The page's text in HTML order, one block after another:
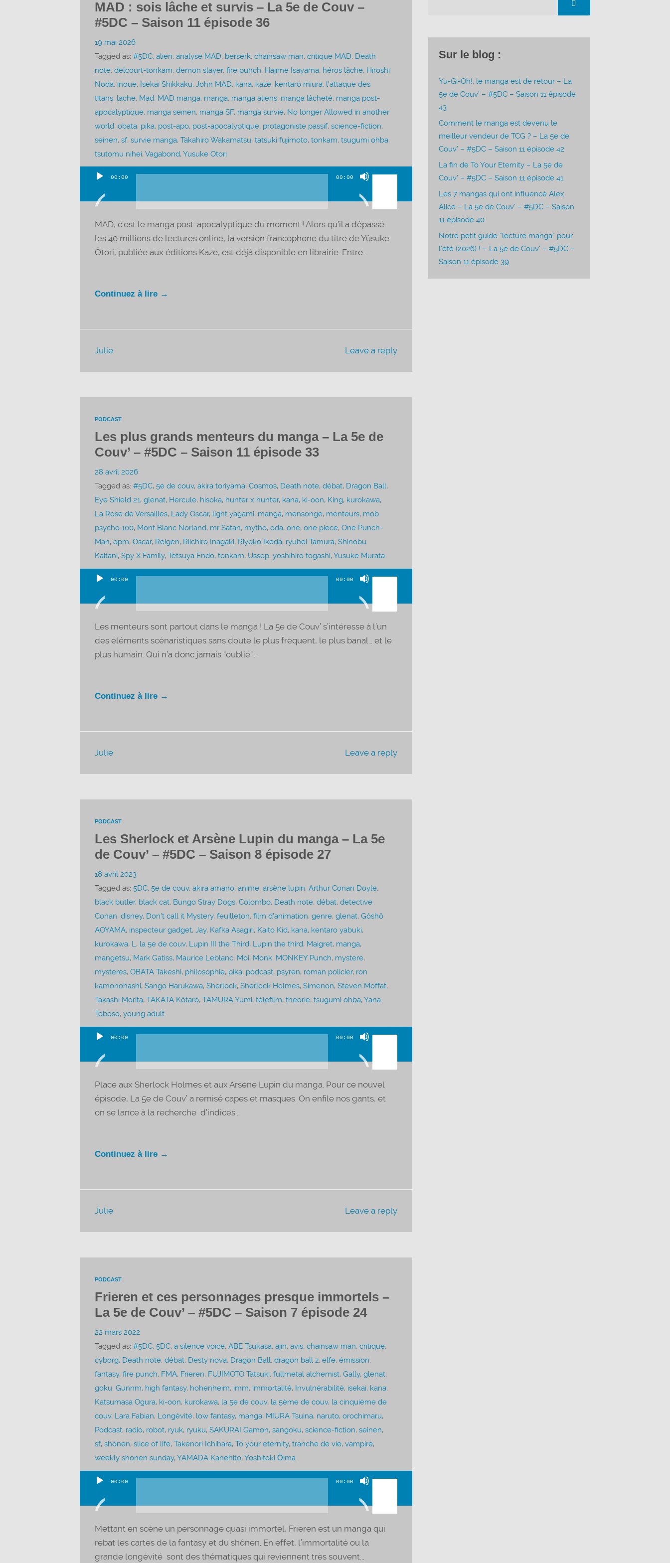
MAD : sois lâche et survis – La 5e de Couv –
#5DC – Saison 11 épisode 36
19 mai 2026
Tagged as: #5DC, alien, analyse MAD, berserk, chainsaw man, critique MAD, Death
note, delcourt-tonkam, demon slayer, fire punch, Hajime Isayama, héros lâche, Hiroshi
Noda, inoue, Isekai Shikkaku, John MAD, kana, kaze, kentaro miura, l'attaque des
titans, lache, Mad, MAD manga, manga, manga aliens, manga lâcheté, manga post-
apocalyptique, manga seinen, manga SF, manga survie, No longer Allowed in another
world, obata, pika, post-apo, post-apocalyptique, protagoniste passif, science-fiction,
seinen, sf, survie manga, Takahiro Wakamatsu, tatsuki fujimoto, tonkam, tsugumi ohba,
tsutomu nihei, Vagabond, Yusuke Otori
Lecteur
audio
00:00 00:00
Utilisez
flèches
pour
augmenter
MAD, c’est le manga post-apocalyptique du moment ! Alors qu’il a dépassé
les 40 millions de lectures online, la version francophone du titre de Yûsuke
Ôtori, publiée aux éditions Kaze, est déjà disponible en librairie. Entre...
Continuez à lire →
Leave a reply
Julie
PODCAST
Les plus grands menteurs du manga – La 5e de
Couv’ – #5DC – Saison 11 épisode 33
28 avril 2026
Tagged as: #5DC, 5e de couv, akira toriyama, Cosmos, Death note, débat, Dragon Ball,
Eye Shield 21, glenat, Hercule, hisoka, hunter x hunter, kana, ki-oon, King, kurokawa,
La Rose de Versailles, Lady Oscar, light yagami, manga, mensonge, menteurs, mob
psycho 100, Mont Blanc Norland, mr Satan, mytho, oda, one, one piece, One Punch-
Man, opm, Oscar, Reigen, Riichiro Inagaki, Riyoko Ikeda, ryuhei Tamura, Shinobu
Kaitani, Spy X Family, Tetsuya Endo, tonkam, Ussop, yoshihiro togashi, Yusuke Murata
Lecteur
audio
00:00 00:00
Utilisez
flèches
pour
augmenter
Les menteurs sont partout dans le manga ! La 5e de Couv’ s’intéresse à l’un
des éléments scénaristiques sans doute le plus fréquent, le plus banal… et le
plus humain. Qui n’a donc jamais “oublié”...
Continuez à lire →
Leave a reply
Julie
PODCAST
Les Sherlock et Arsène Lupin du manga – La 5e
de Couv’ – #5DC – Saison 8 épisode 27
18 avril 2023
Tagged as: 5DC, 5e de couv, akira amano, anime, arsène lupin, Arthur Conan Doyle,
black butler, black cat, Bungo Stray Dogs, Colombo, Death note, débat, detective
Conan, disney, Don't call it Mystery, feuilleton, film d'animation, genre, glenat, Gôshô
AOYAMA, inspecteur gadget, Jay, Kafka Asagiri, Kaito Kid, kana, kentaro yabuki,
kurokawa, L, la 5e de couv, Lupin III the Third, Lupin the third, Maigret, manga,
mangetsu, Mark Gatiss, Maurice Leblanc, Moi, Monk, MONKEY Punch, mystere,
mysteres, OBATA Takeshi, philosophie, pika, podcast, psyren, roman policier, ron
kamonohashi, Sango Harukawa, Sherlock, Sherlock Holmes, Simenon, Steven Moffat,
Takashi Morita, TAKATA Kôtarô, TAMURA Yumi, téléfilm, théorie, tsugumi ohba, Yana
Toboso, young adult
Lecteur
audio
00:00 00:00
Utilisez
flèches
pour
augmenter
Place aux Sherlock Holmes et aux Arsène Lupin du manga. Pour ce nouvel
épisode, La 5e de Couv’ a remisé capes et masques. On enfile nos gants, et
on se lance à la recherche d’indices...
Continuez à lire →
Leave a reply
Julie
PODCAST
Frieren et ces personnages presque immortels –
La 5e de Couv’ – #5DC – Saison 7 épisode 24
22 mars 2022
Tagged as: #5DC, 5DC, a silence voice, ABE Tsukasa, ajin, avis, chainsaw man, critique,
cyborg, Death note, débat, Desty nova, Dragon Ball, dragon ball z, elfe, émission,
fantasy, fire punch, FMA, Frieren, FUJIMOTO Tatsuki, fullmetal alchemist, Gally, glenat,
goku, Gunnm, high fantasy, hohenheim, imm, immortalité, Invulnérabilité, isekai, kana,
Katsumasa Ogura, ki-oon, kurokawa, la 5e de couv, la 5ème de couv, la cinquième de
couv, Lara Fabian, Longévité, low fantasy, manga, MIURA Tsuina, naruto, orochimaru,
Podcast, radio, robot, ryuk, ryuku, SAKURAI Gamon, sangoku, science-fiction, seinen,
sf, shônen, slice of life, Takenori Ichihara, To your eternity, tranche de vie, vampire,
weekly shonen sunday, YAMADA Kanehito, Yoshitoki Ōima
Lecteur
audio
00:00 00:00
Utilisez
flèches
pour
Mettant en scène un personnage quasi immortel, Frieren est un manga qui
rebat les cartes de la fantasy et du shônen. En effet, l’immortalité ou la
grande longévité sont des thématiques qui reviennent très souvent...
Sur le blog :
Yu-Gi-Oh!, le manga est de retour – La
5e de Couv’ – #5DC – Saison 11 épisode
43
Comment le manga est devenu le
meilleur vendeur de TCG ? – La 5e de
Couv’ – #5DC – Saison 11 épisode 42
La fin de To Your Eternity – La 5e de
Couv’ – #5DC – Saison 11 épisode 41
Les 7 mangas qui ont influencé Alex
Alice – La 5e de Couv’ – #5DC – Saison
11 épisode 40
Notre petit guide “lecture manga” pour
l’été (2026) ! – La 5e de Couv’ – #5DC –
Saison 11 épisode 39